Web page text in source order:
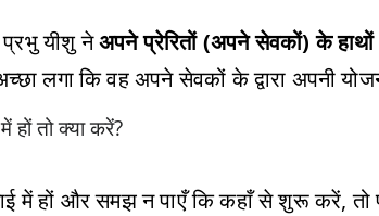
प्रभु यीशु नेअपने प्रेरितों (अपने सेवकों) के हाथों
लगा कि वह अपने सेवकों के द्वारा अपनी
तो क्या करें?
में हों और समझ न पाएँ कि कहाँ से शुरू करें, तो